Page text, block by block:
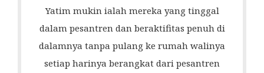
Yatim mukin ialah mereka yang tinggal
dalam pesantren dan beraktifitas penuh di
dalamnya tanpa pulang ke rumah walinya
setiap harinya berangkat dari pesantren